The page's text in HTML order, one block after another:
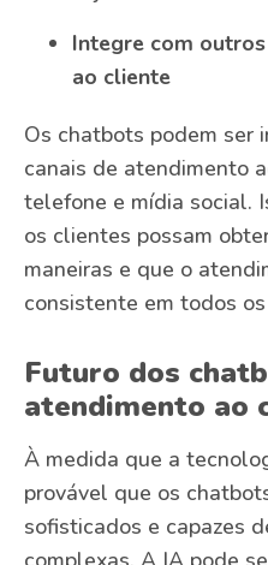
Integre com
ao cliente
Os chatbots podem ser
canais de atendimento
telefone e mídia social.
os clientes possam
maneiras e que o
consistente em todos
Futuro dos
atendimento ao
À medida que a
provável que os
sofisticados e capazes